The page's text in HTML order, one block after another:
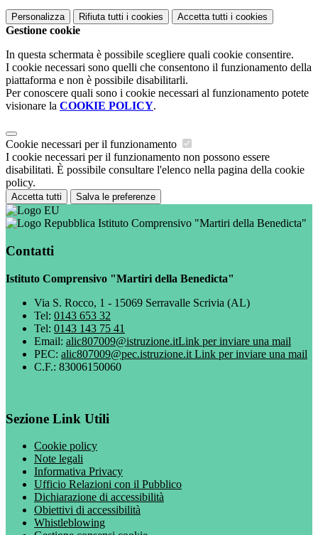
Personalizza Rifiuta tutti i cookies Accetta tutti i cookies
Gestione cookie
In questa schermata è possibile scegliere quali cookie consentire.
I cookie necessari sono quelli che consentono il funzionamento della
piattaforma e non è possibile disabilitarli.
Per conoscere quali sono i cookie necessari al funzionamento potete
visionare la COOKIE POLICY.
Cookie necessari per il funzionamento
I cookie necessari per il funzionamento non possono essere
disabilitati. È possibile consultare l'elenco nella pagina della cookie
policy.
Accetta tutti Salva le preferenze
Istituto Comprensivo "Martiri della Benedicta"
Contatti
Istituto Comprensivo "Martiri della Benedicta"
Via S. Rocco, 1 - 15069 Serravalle Scrivia (AL)
Tel: 0143 653 32
Tel: 0143 143 75 41
Email: alic807009@istruzione.itLink per inviare una mail
PEC: alic807009@pec.istruzione.it Link per inviare una mail
C.F.: 83006150060
Sezione Link Utili
Cookie policy
Note legali
Informativa Privacy
Ufficio Relazioni con il Pubblico
Dichiarazione di accessibilità
Obiettivi di accessibilità
Whistleblowing